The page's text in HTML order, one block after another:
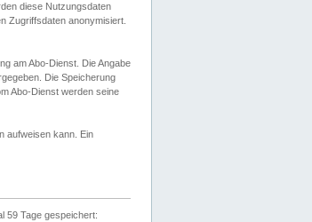
diese Nutzungsdaten
Zugriffsdaten anonymisiert.
am Abo-Dienst. Die Angabe
Die Speicherung
Abo-Dienst werden seine
aufweisen kann. Ein
59 Tage gespeichert: